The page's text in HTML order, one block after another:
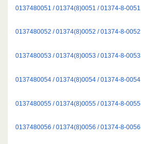
0137480051 / 01374(8)0051 / 01374-8-0051
0137480052 / 01374(8)0052 / 01374-8-0052
0137480053 / 01374(8)0053 / 01374-8-0053
0137480054 / 01374(8)0054 / 01374-8-0054
0137480055 / 01374(8)0055 / 01374-8-0055
0137480056 / 01374(8)0056 / 01374-8-0056